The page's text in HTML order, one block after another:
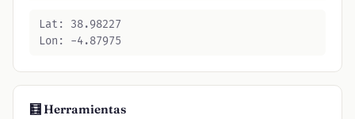
Lat: 38.98227
Lon: -4.87975
🧮 Herramientas